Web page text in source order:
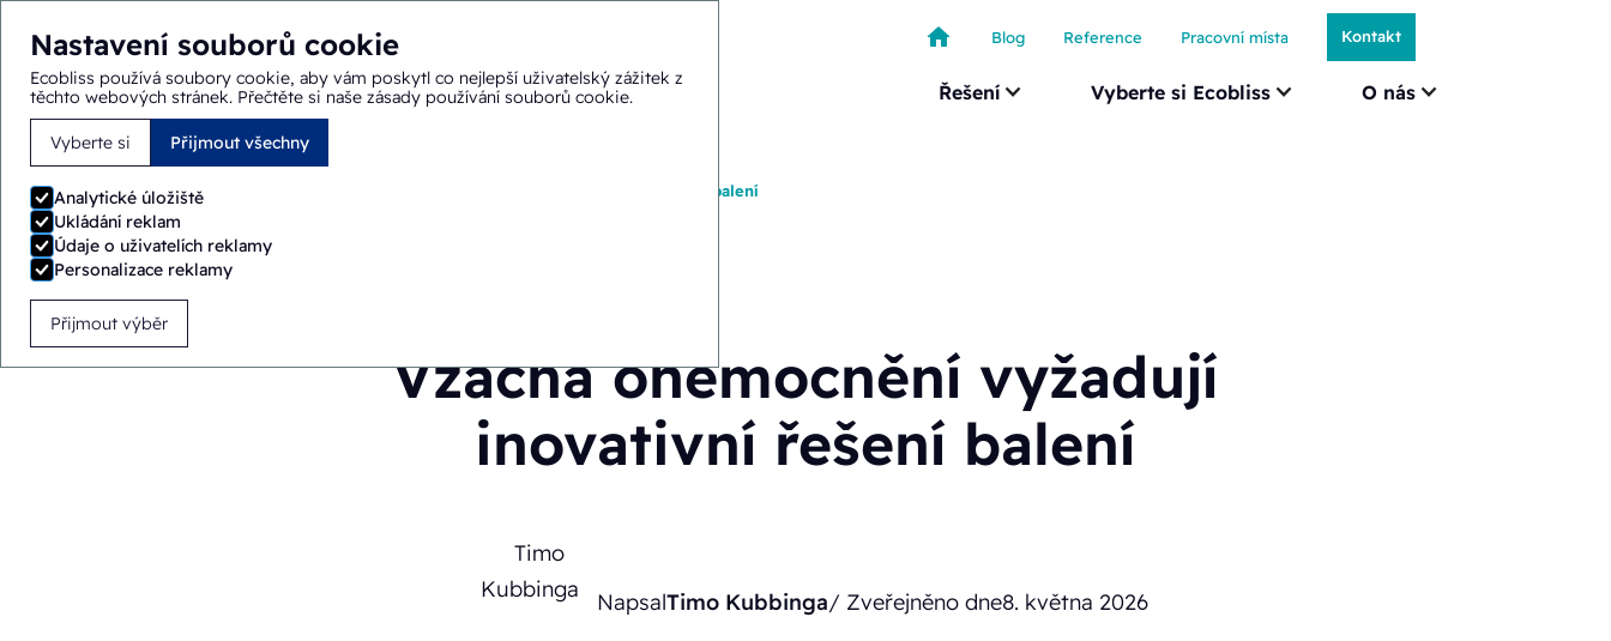
Nastavení souborů cookie
Ecobliss používá soubory cookie, aby vám poskytl co nejlepší uživatelský zážitek z
těchto webových stránek. Přečtěte si naše zásady používání souborů cookie.
Vyberte si Přijmout všechny
Analytické úložiště
Ukládání reklam
Údaje o uživatelích reklamy
Personalizace reklamy
Přijmout výběr
Řešení Vyberte si Ecobliss O nás
Blog Reference Pracovní místa Kontakt
Nacházíte se zde: Vzácná onemocnění vyžadují inovativní řešení balení
Vzácná onemocnění vyžadují
inovativní řešení balení
NapsalTimo Kubbinga/ Zveřejněno dne8. května 2026